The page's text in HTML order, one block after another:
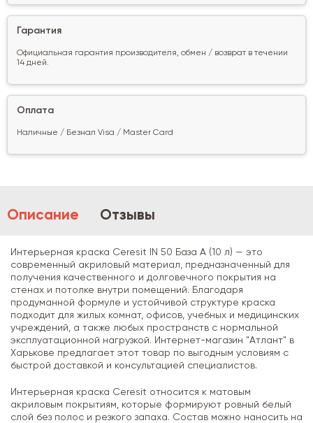
Гарантия
Официальная гарантия производителя, обмен / возврат в течении
14 дней.
Оплата
Наличные / Безнал Visa / Master Card
Описание Отзывы
Интерьерная краска Ceresit IN 50 База А (10 л) — это
современный акриловый материал, предназначенный для
получения качественного и долговечного покрытия на
стенах и потолке внутри помещений. Благодаря
продуманной формуле и устойчивой структуре краска
подходит для жилых комнат, офисов, учебных и медицинских
учреждений, а также любых пространств с нормальной
эксплуатационной нагрузкой. Интернет-магазин "Атлант" в
Харькове предлагает этот товар по выгодным условиям с
быстрой доставкой и консультацией специалистов.
Интерьерная краска Ceresit относится к матовым
акриловым покрытиям, которые формируют ровный белый
слой без полос и резкого запаха. Состав можно наносить на